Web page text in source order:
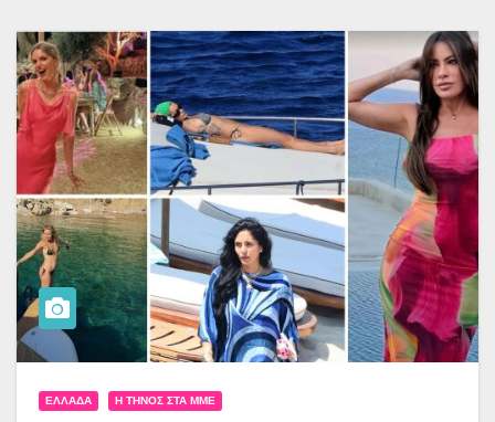
ΕΛΛΆΔΑ Η ΤΉΝΟΣ ΣΤΑ ΜΜΕ